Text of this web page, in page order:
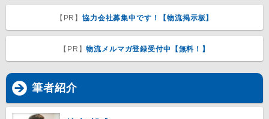
【PR】協力会社募集中です！【物流掲示板】
【PR】物流メルマガ登録受付中【無料！】
筆者紹介